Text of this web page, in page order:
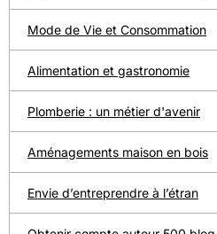
Mode de Vie et Consommation
Alimentation et gastronomie
Plomberie : un métier d'avenir
Aménagements maison en bois
Envie d’entreprendre à l’étran